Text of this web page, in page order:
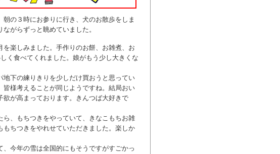
の３時にお参りに行き、犬のお散歩をしま
がらずっと眺めていました。
楽しみました。手作りのお餅、お雑煮、お
く食べてくれました。娘がもう少し大きくな
下の練りきりを少しだけ買おうと思ってい
様考えることが同じようですね。結局おい
が高まっております。きんつば大好きで
、もちつきをやっていて、きなこもちお雑
ちつきをやれせていただきました。楽しか
今年の雪は全国的にもそうですがすごかっ